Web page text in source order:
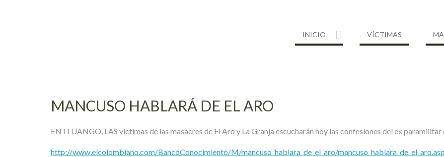
INICIO VÍCTIMAS
MANCUSO HABLARÁ DE EL ARO
EN ITUANGO, LAS víctimas de las masacres de El Aro y La Granja escucharán hoy las confesiones del ex paramilitar
http://www.elcolombiano.com/BancoConocimiento/M/mancuso_hablara_de_el_aro/mancuso_hablara_de_el_aro.asp